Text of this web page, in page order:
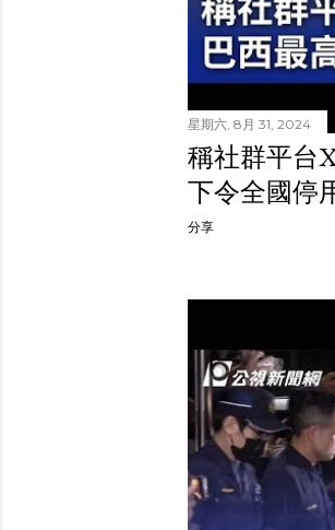
星期六, 8月 31, 2024
稱社群平台
下令全國停
分享